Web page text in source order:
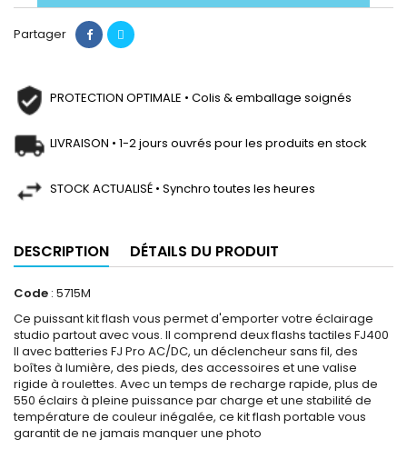
Partager
PROTECTION OPTIMALE • Colis & emballage soignés
LIVRAISON • 1-2 jours ouvrés pour les produits en stock
STOCK ACTUALISÉ • Synchro toutes les heures
DESCRIPTION DÉTAILS DU PRODUIT
Code : 5715M
Ce puissant kit flash vous permet d'emporter votre éclairage
studio partout avec vous. Il comprend deux flashs tactiles FJ400
II avec batteries FJ Pro AC/DC, un déclencheur sans fil, des
boîtes à lumière, des pieds, des accessoires et une valise
rigide à roulettes. Avec un temps de recharge rapide, plus de
550 éclairs à pleine puissance par charge et une stabilité de
température de couleur inégalée, ce kit flash portable vous
garantit de ne jamais manquer une photo